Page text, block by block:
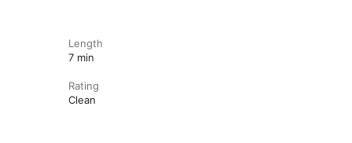
Length
7 min
Rating
Clean